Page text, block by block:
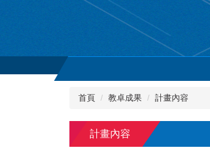
內
首頁 教卓成果 計畫內容
計畫內容